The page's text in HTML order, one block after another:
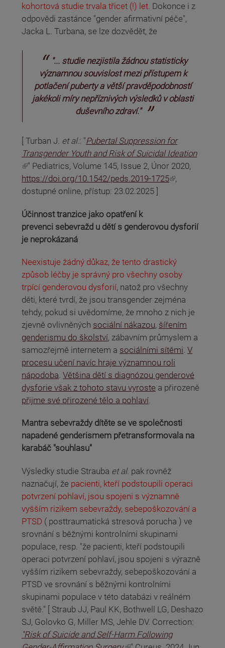
kohortová studie trvala třicet (!) let . Dokonce i z
odpovědi zastánce "gender afirmativní péče",
Jacka L. Turbana, se lze dozvědět, že
"... studie nezjistila žádnou statisticky
významnou souvislost mezi přístupem k
potlačení puberty a větší pravděpodobností
jakékoli míry nepříznivých výsledků v oblasti
duševního zdraví."
[ Turban J. et al.: "Pubertal Suppression for
Transgender Youth and Risk of Suicidal Ideation
(odkaz je externí)
" Pediatrics, Volume 145, Issue 2, Únor 2020,
https://doi.org/10.1542/peds.2019-1725
(odkaz je externí)
,
dostupné online, přístup: 23.02.2025 ]
Účinnost tranzice jako opatření k
prevenci sebevražd u dětí s genderovou dysforií
je neprokázaná
Neexistuje žádný důkaz, že tento drastický
způsob léčby je správný pro všechny osoby
trpící genderovou dysforií, natož pro všechny
děti, které tvrdí, že jsou transgender zejména
tehdy, pokud si uvědomíme, že mnoho z nich je
zjevně ovlivněných sociální nákazou, šířením
genderismu do školství, zábavním průmyslem a
samozřejmě internetem a sociálními sítěmi. V
procesu učení navíc hraje významnou roli
nápodoba. Většina dětí s diagnózou genderové
dysforie však z tohoto stavu vyroste a přirozeně
přijme své přirozené tělo a pohlaví.
Mantra sebevraždy dítěte se ve společnosti
napadené genderismem přetransformovala na
karabáč "souhlasu"
Výsledky studie Strauba et al. pak rovněž
naznačují, že pacienti, kteří podstoupili operaci
potvrzení pohlaví, jsou spojeni s významně
vyšším rizikem sebevraždy, sebepoškozování a
PTSD ( posttraumatická stresová porucha ) ve
srovnání s běžnými kontrolními skupinami
populace, resp. "že pacienti, kteří podstoupili
operaci potvrzení pohlaví, jsou spojeni s výrazně
vyšším rizikem sebevraždy, sebepoškozování a
PTSD ve srovnání s běžnými kontrolními
skupinami populace v této databázi v reálném
světě." [ Straub JJ, Paul KK, Bothwell LG, Deshazo
SJ, Golovko G, Miller MS, Jehle DV. Correction:
"Risk of Suicide and Self-Harm Following